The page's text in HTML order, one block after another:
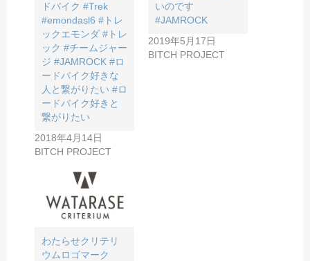
ドバイク #Trek
#emondasl6 #トレ
ックエモンダ #トレ
ック #チームジャー
ジ #JAMROCK #ロ
ードバイク好きな
人と繋がりたい #ロ
ードバイク好きと
繋がりたい
2018年4月14日
BITCH PROJECT
いのです
#JAMROCK
2019年5月17日
BITCH PROJECT
わたらせクリテリ
ウムロゴマーク